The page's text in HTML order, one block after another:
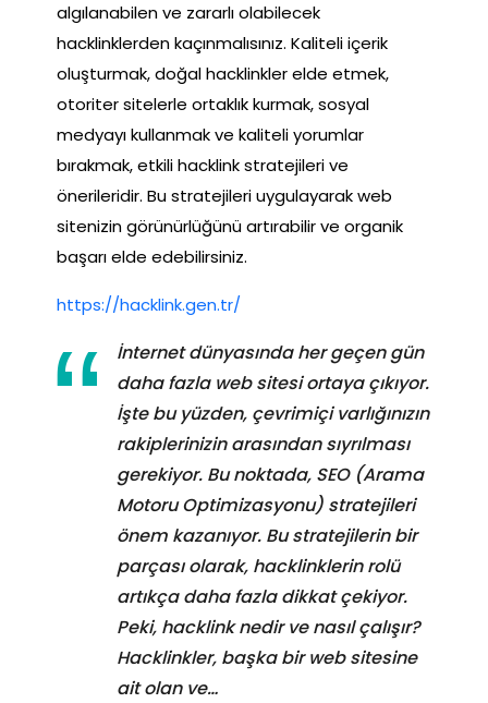
algılanabilen ve zararlı olabilecek
hacklinklerden kaçınmalısınız. Kaliteli içerik
oluşturmak, doğal hacklinkler elde etmek,
otoriter sitelerle ortaklık kurmak, sosyal
medyayı kullanmak ve kaliteli yorumlar
bırakmak, etkili hacklink stratejileri ve
önerileridir. Bu stratejileri uygulayarak web
sitenizin görünürlüğünü artırabilir ve organik
başarı elde edebilirsiniz.
https://hacklink.gen.tr/
İnternet dünyasında her geçen gün
daha fazla web sitesi ortaya çıkıyor.
İşte bu yüzden, çevrimiçi varlığınızın
rakiplerinizin arasından sıyrılması
gerekiyor. Bu noktada, SEO (Arama
Motoru Optimizasyonu) stratejileri
önem kazanıyor. Bu stratejilerin bir
parçası olarak, hacklinklerin rolü
artıkça daha fazla dikkat çekiyor.
Peki, hacklink nedir ve nasıl çalışır?
Hacklinkler, başka bir web sitesine
ait olan ve…